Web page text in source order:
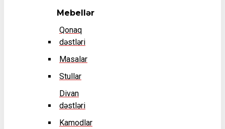
Mebellər
Qonaq
dəstləri
Masalar
Stullar
Divan
dəstləri
Kamodlar